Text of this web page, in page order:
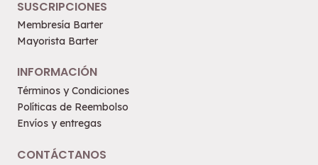
SUSCRIPCIONES
Membresía Barter
Mayorista Barter
INFORMACIÓN
Términos y Condiciones
Políticas de Reembolso
Envíos y entregas
CONTÁCTANOS